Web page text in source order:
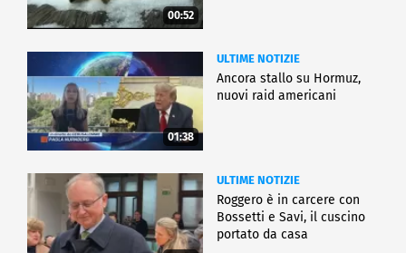
00:52
01:38
ULTIME NOTIZIE
Ancora stallo su Hormuz,
nuovi raid americani
ULTIME NOTIZIE
Roggero è in carcere con
Bossetti e Savi, il cuscino
portato da casa